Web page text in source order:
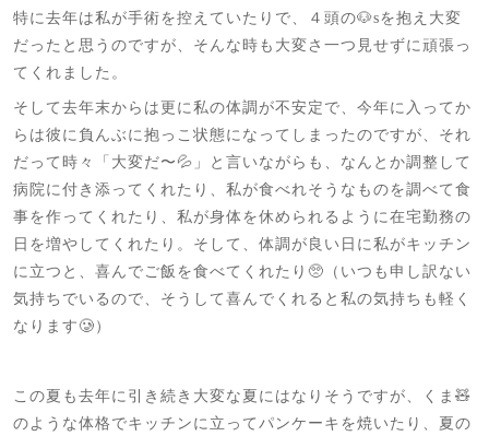
特に去年は私が手術を控えていたりで、４頭の🐶sを抱え大変
だったと思うのですが、そんな時も大変さ一つ見せずに頑張っ
てくれました。
そして去年末からは更に私の体調が不安定で、今年に入ってか
らは彼に負んぶに抱っこ状態になってしまったのですが、それ
だって時々「大変だ〜💦」と言いながらも、なんとか調整して
病院に付き添ってくれたり、私が食べれそうなものを調べて食
事を作ってくれたり、私が身体を休められるように在宅勤務の
日を増やしてくれたり。そして、体調が良い日に私がキッチン
に立つと、喜んでご飯を食べてくれたり🥺（いつも申し訳ない
気持ちでいるので、そうして喜んでくれると私の気持ちも軽く
なります🥲）
この夏も去年に引き続き大変な夏にはなりそうですが、くま🧸
のような体格でキッチンに立ってパンケーキを焼いたり、夏の